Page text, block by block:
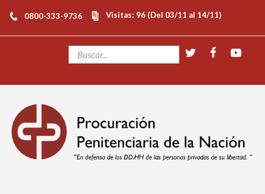
0800-333-9736 Visitas: 96 (Del 03/11 al 14/11)